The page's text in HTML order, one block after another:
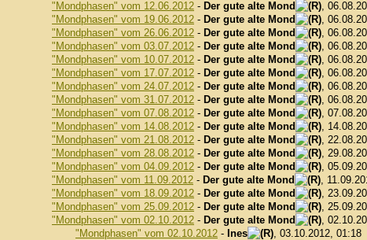
"Mondphasen" vom 12.06.2012 - Der gute alte Mond
,
"Mondphasen" vom 19.06.2012 - Der gute alte Mond
,
"Mondphasen" vom 26.06.2012 - Der gute alte Mond
,
"Mondphasen" vom 03.07.2012 - Der gute alte Mond
,
"Mondphasen" vom 10.07.2012 - Der gute alte Mond
,
"Mondphasen" vom 17.07.2012 - Der gute alte Mond
,
"Mondphasen" vom 24.07.2012 - Der gute alte Mond
,
"Mondphasen" vom 31.07.2012 - Der gute alte Mond
,
"Mondphasen" vom 07.08.2012 - Der gute alte Mond
,
"Mondphasen" vom 14.08.2012 - Der gute alte Mond
,
"Mondphasen" vom 21.08.2012 - Der gute alte Mond
,
"Mondphasen" vom 28.08.2012 - Der gute alte Mond
,
"Mondphasen" vom 04.09.2012 - Der gute alte Mond
,
"Mondphasen" vom 11.09.2012 - Der gute alte Mond
,
"Mondphasen" vom 18.09.2012 - Der gute alte Mond
,
"Mondphasen" vom 25.09.2012 - Der gute alte Mond
,
"Mondphasen" vom 02.10.2012 - Der gute alte Mond
,
"Mondphasen" vom 02.10.2012 - Ines
, 03.10.2012, 01:18